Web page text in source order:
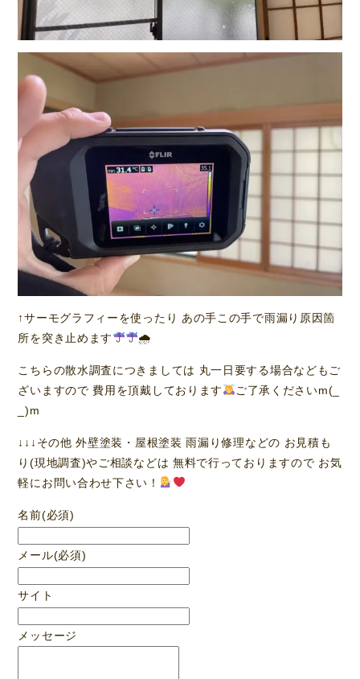
↑サーモグラフィーを使ったり あの手この手で雨漏り原因箇
所を突き止めます
🌧
こちらの散水調査につきましては 丸一日要する場合などもご
ざいますので 費用を頂戴しております
ご了承くださいm(_
_)m
↓↓↓その他 外壁塗装・屋根塗装 雨漏り修理などの お見積も
り(現地調査)やご相談などは 無料で行っておりますので お気
軽にお問い合わせ下さい！
名前(必須)
メール(必須)
サイト
メッセージ